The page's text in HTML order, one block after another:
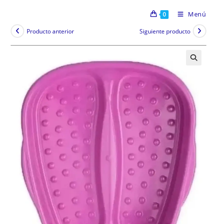
0 Menú
Producto anterior Siguiente producto